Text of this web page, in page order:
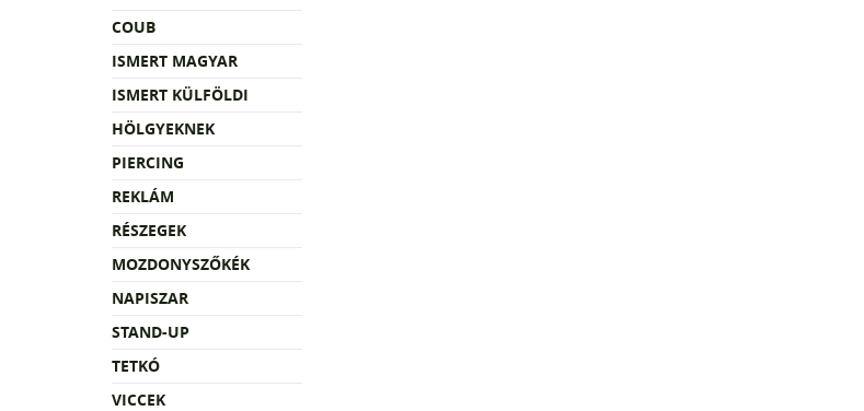
COUB
ISMERT MAGYAR
ISMERT KÜLFÖLDI
HÖLGYEKNEK
PIERCING
REKLÁM
RÉSZEGEK
MOZDONYSZŐKÉK
NAPISZAR
STAND-UP
TETKÓ
VICCEK